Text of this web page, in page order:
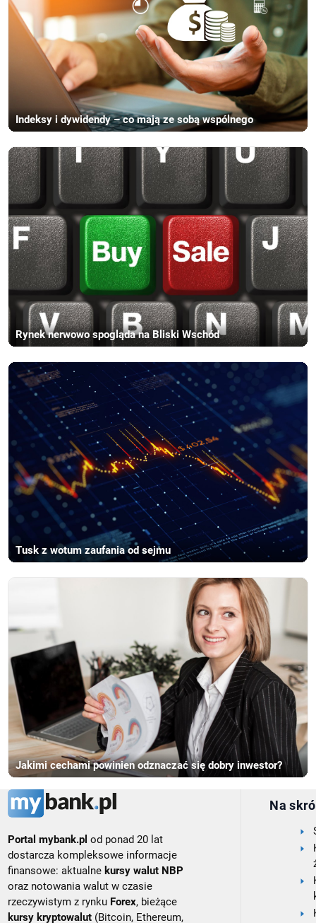
Indeksy i dywidendy – co mają ze sobą wspólnego
Rynek nerwowo spogląda na Bliski Wschód
Tusk z wotum zaufania od sejmu
Jakimi cechami powinien odznaczać się dobry inwestor?
Portal mybank.pl od ponad 20 lat
dostarcza kompleksowe informacje
finansowe: aktualne kursy walut NBP
oraz notowania walut w czasie
rzeczywistym z rynku Forex, bieżące
kursy kryptowalut (Bitcoin, Ethereum,
Na